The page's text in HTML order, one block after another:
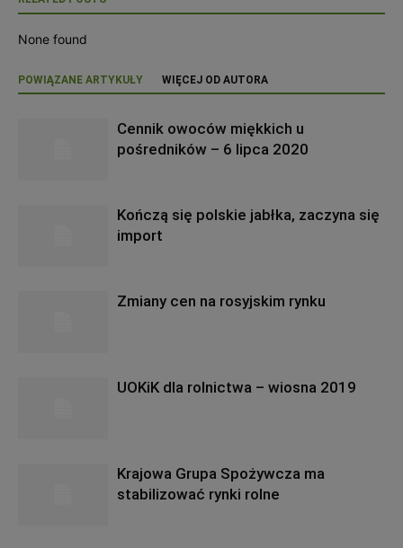
None found
POWIĄZANE ARTYKUŁY WIĘCEJ OD AUTORA
Cennik owoców miękkich u
pośredników – 6 lipca 2020
Kończą się polskie jabłka, zaczyna się
import
Zmiany cen na rosyjskim rynku
UOKiK dla rolnictwa – wiosna 2019
Krajowa Grupa Spożywcza ma
stabilizować rynki rolne